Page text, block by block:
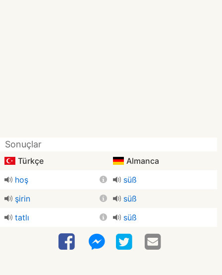
Sonuçlar
Türkçe
Almanca
hoş
süß
şirin
süß
tatlı
süß